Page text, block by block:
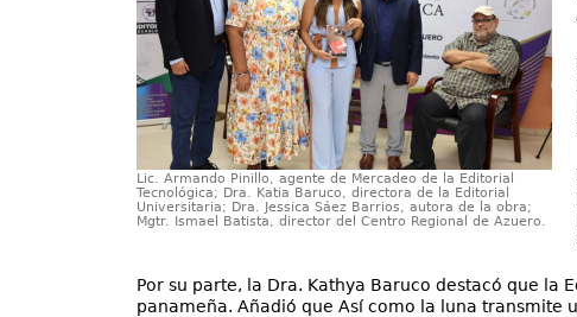
Lic. Armando Pinillo, agente de Mercadeo de la Editorial
Tecnológica; Dra. Katia Baruco, directora de la Editorial
Universitaria; Dra. Jessica Sáez Barrios, autora de la obra;
Mgtr. Ismael Batista, director del Centro Regional de Azuero.
Por su parte, la Dra. Kathya Baruco destacó que
panameña. Añadió que Así como la luna